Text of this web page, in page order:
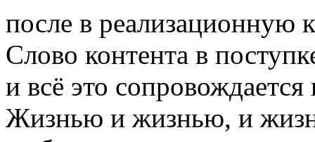
после в реализационную
Слово контента в
и всё это
Жизнью и жизнью, и